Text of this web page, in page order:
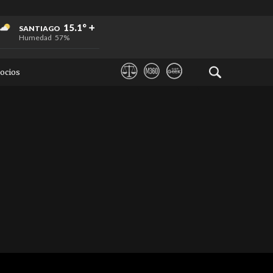
SANTIAGO 15.1°
Humedad 57%
+
+
+